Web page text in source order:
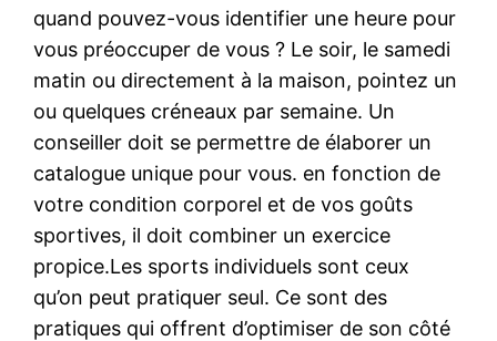
quand pouvez-vous identifier une heure pour
vous préoccuper de vous ? Le soir, le samedi
matin ou directement à la maison, pointez un
ou quelques créneaux par semaine. Un
conseiller doit se permettre de élaborer un
catalogue unique pour vous. en fonction de
votre condition corporel et de vos goûts
sportives, il doit combiner un exercice
propice.Les sports individuels sont ceux
qu’on peut pratiquer seul. Ce sont des
pratiques qui offrent d’optimiser de son côté